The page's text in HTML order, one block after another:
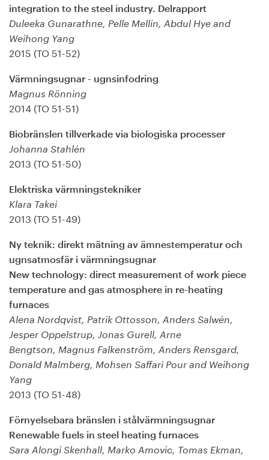
integration to the steel industry. Delrapport
Duleeka Gunarathne, Pelle Mellin, Abdul Hye and
Weihong Yang
2015 (TO 51-52)
Värmningsugnar - ugnsinfodring
Magnus Rönning
2014 (TO 51-51)
Biobränslen tillverkade via biologiska processer
Johanna Stahlén
2013 (TO 51-50)
Elektriska värmningstekniker
Klara Takei
2013 (TO 51-49)
Ny teknik: direkt mätning av ämnestemperatur och
ugnsatmosfär i värmningsugnar
New technology: direct measurement of work piece
temperature and gas atmosphere in re-heating
furnaces
Alena Nordqvist, Patrik Ottosson, Anders Salwén,
Jesper Oppelstrup, Jonas Gurell, Arne
Bengtson, Magnus Falkenström, Anders Rensgard,
Donald Malmberg, Mohsen Saffari Pour and Weihong
Yang
2013 (TO 51-48)
Förnyelsebara bränslen i stålvärmningsugnar
Renewable fuels in steel heating furnaces
Sara Alongi Skenhall, Marko Amovic, Tomas Ekman,